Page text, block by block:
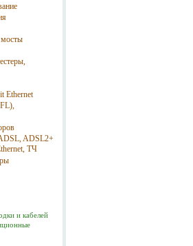
Ethernet
ADSL2+
ТЧ
и кабелей